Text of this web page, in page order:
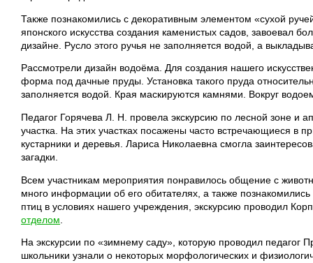
Также познакомились с декоративным элементом «сухой
японского искусства создания каменистых садов, завоевал
дизайне. Русло этого ручья не заполняется водой, а
Рассмотрели дизайн водоёма. Для создания нашего
форма под дачные пруды. Установка такого пруда
заполняется водой. Края маскируются камнями. Вокруг
Педагог Горячева Л. Н. провела экскурсию по лесной зоне и
участка. На этих участках посажены часто встречающиеся в
кустарники и деревья. Лариса Николаевна смогла
загадки.
Всем участникам мероприятия понравилось общение с
много информации об его обитателях, а также
птиц в условиях нашего учреждения, экскурсию проводил
отделом
На экскурсии по «зимнему саду», которую проводил педагог
школьники узнали о некоторых морфологических и